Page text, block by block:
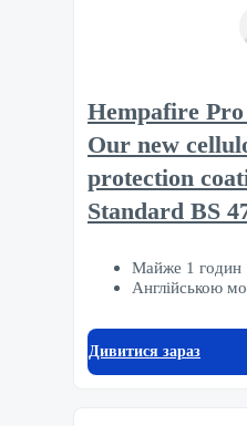
Hempafire
Our new
protection
Standard BS
Майже 1 годин
Англійською
Дивитися зараз